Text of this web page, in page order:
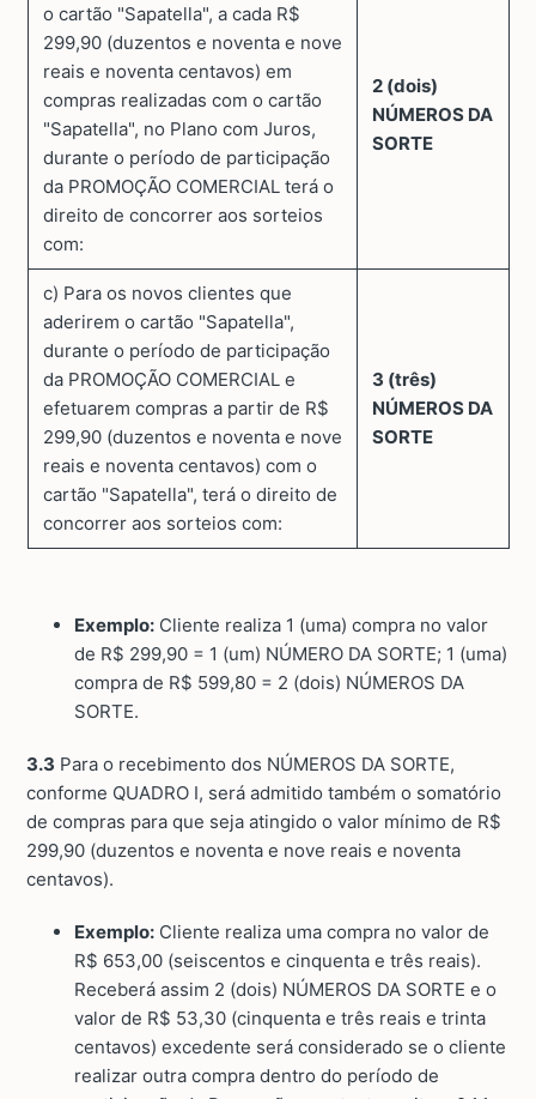
o cartão "Sapatella", a cada R$
299,90 (duzentos e noventa e nove
reais e noventa centavos) em
compras realizadas com o cartão
"Sapatella", no Plano com Juros,
durante o período de participação
da PROMOÇÃO COMERCIAL terá o
direito de concorrer aos sorteios
com:
2 (dois)
NÚMEROS DA
SORTE
c) Para os novos clientes que
aderirem o cartão "Sapatella",
durante o período de participação
da PROMOÇÃO COMERCIAL e
efetuarem compras a partir de R$
299,90 (duzentos e noventa e nove
reais e noventa centavos) com o
cartão "Sapatella", terá o direito de
concorrer aos sorteios com:
3 (três)
NÚMEROS DA
SORTE
Exemplo: Cliente realiza 1 (uma) compra no valor
de R$ 299,90 = 1 (um) NÚMERO DA SORTE; 1 (uma)
compra de R$ 599,80 = 2 (dois) NÚMEROS DA
SORTE.
3.3 Para o recebimento dos NÚMEROS DA SORTE,
conforme QUADRO I, será admitido também o somatório
de compras para que seja atingido o valor mínimo de R$
299,90 (duzentos e noventa e nove reais e noventa
centavos).
Exemplo: Cliente realiza uma compra no valor de
R$ 653,00 (seiscentos e cinquenta e três reais).
Receberá assim 2 (dois) NÚMEROS DA SORTE e o
valor de R$ 53,30 (cinquenta e três reais e trinta
centavos) excedente será considerado se o cliente
realizar outra compra dentro do período de